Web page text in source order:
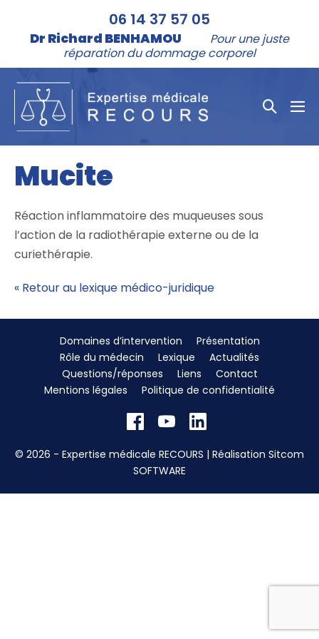
contenu
06 14 37 57 05
Dr Richard BENHAMOU
Pour une juste
réparation du dommage corporel
Mucite
Réaction inflammatoire des muqueuses sous
l’action de la radiothérapie externe ou de la
curiethérapie.
« Retour au lexique médico-juridique
Domaines d’intervention
Présentation
Rôle du médecin
Lexique
Actualités
Questions/réponses
Liens
Contact
Mentions légales
Politique de confidentialité
© 2026 - Expertise médicale RECOURS | Réalisation Sitcom
SOFTWARE